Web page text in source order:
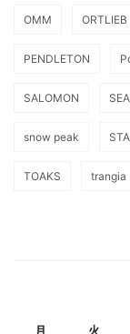
OMM ORTLIEB
PENDLETON
SALOMON
snow peak
TOAKS trangia
月 火